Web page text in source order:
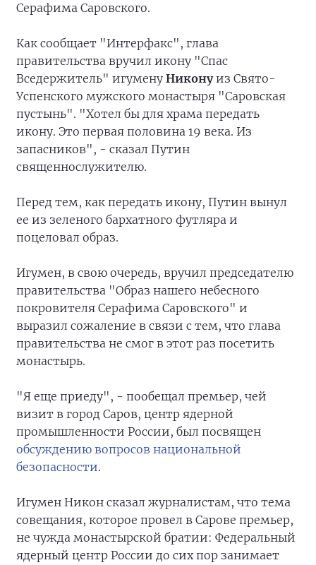
Серафима Саровского.
Как сообщает "Интерфакс", глава
правительства вручил икону "Спас
Вседержитель" игумену Никонуиз Свято-
Успенского мужского монастыря "Саровская
пустынь". "Хотел бы для храма передать
икону. Это первая половина 19 века. Из
запасников", - сказал Путин
священнослужителю.
Перед тем, как передать икону, Путин вынул
ее из зеленого бархатного футляра и
поцеловал образ.
Игумен, в свою очередь, вручил председателю
правительства "Образ нашего небесного
покровителя Серафима Саровского" и
выразил сожаление в связи с тем, что глава
правительства не смог в этот раз посетить
монастырь.
"Я еще приеду", - пообещал премьер, чей
визит в город Саров, центр ядерной
промышленности России, был посвящен
обсуждению вопросов национальной
безопасности.
Игумен Никон сказал журналистам, что тема
совещания, которое провел в Сарове премьер,
не чужда монастырской братии: Федеральный
ядерный центр России до сих пор занимает